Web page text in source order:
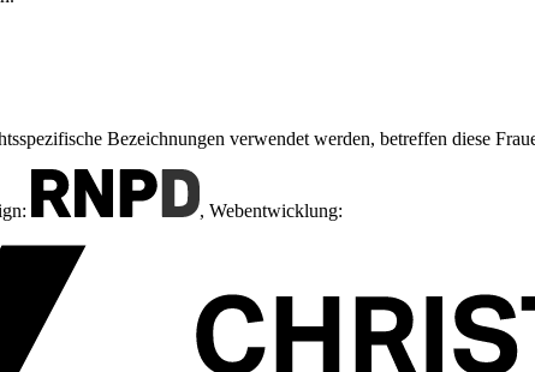
Bezeichnungen verwendet werden, betreffen diese
, Webentwicklung: